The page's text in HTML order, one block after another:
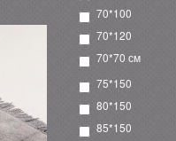
70*100
70*120
70*70 см
75*150
80*150
85*150